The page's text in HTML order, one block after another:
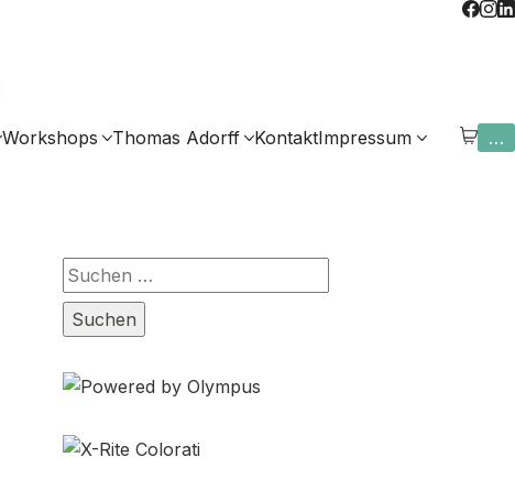
Workshops Thomas Adorff KontaktImpressum …
Suchen
nach: